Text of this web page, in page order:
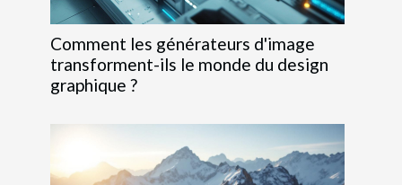
Comment les générateurs d'image
transforment-ils le monde du design
graphique ?